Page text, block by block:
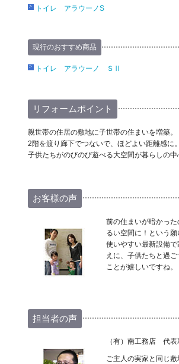
トイレ アラウーノS
現行のおすすめ商品
トイレ アラウーノ ＳⅡ
リフォームポイント
親世帯の住居の敷地に子世帯の住まいを増築。
2階を渡り廊下でつないで、ほどよい距離感に。
子供たちがのびのび遊べる大空間が暮らしの中
お客様の声
前の住まいが暗かっ
るい空間に！という願
使いやすい最新設備で
えに、子供たちと過
ことが嬉しいですね。
担当者の声
（有）南工務店 代表
ご主人の実家と同じ